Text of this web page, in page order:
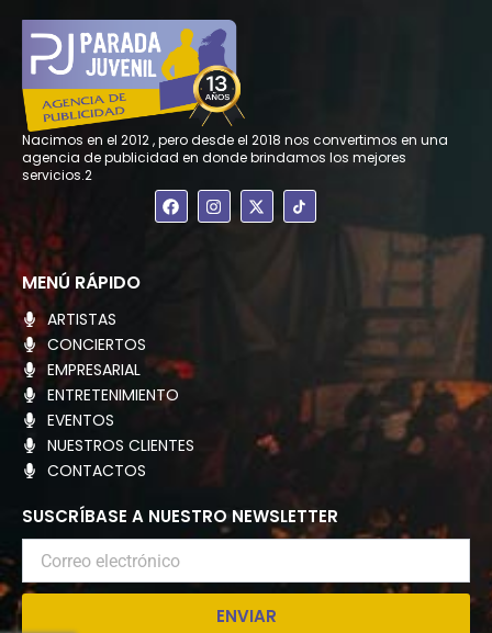
Nacimos en el 2012 , pero desde el 2018 nos convertimos en una
agencia de publicidad en donde brindamos los mejores
servicios.2
F
a
c
I
n
s
X
-
t
MENÚ RÁPIDO
ARTISTAS
CONCIERTOS
EMPRESARIAL
ENTRETENIMIENTO
EVENTOS
NUESTROS CLIENTES
CONTACTOS
SUSCRÍBASE A NUESTRO NEWSLETTER
electrónico
ENVIAR